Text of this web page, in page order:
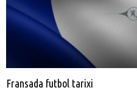
Fransada futbol tarixi